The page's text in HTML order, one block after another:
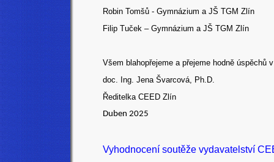
Robin Tomšů - Gymnázium a JŠ TGM Zlín
Filip Tuček – Gymnázium a JŠ TGM Zlín
Všem blahopřejeme a přejeme hodně
doc. Ing. Jena Švarcová, Ph.D.
Ředitelka CEED Zlín
Duben 2025
Vyhodnocení soutěže vydavatelství